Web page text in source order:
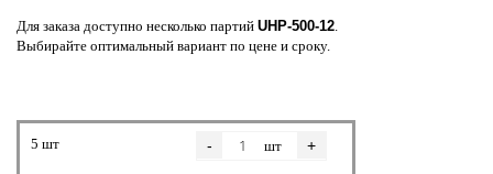
Для заказа доступно несколько партий UHP-500-12
Выбирайте оптимальный вариант по цене и сроку.
5 шт - шт +